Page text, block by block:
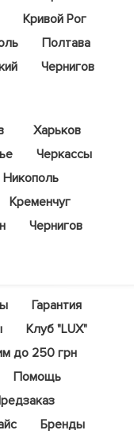
Кривой Рог
Полтава
Чернигов
Харьков
Черкассы
Никополь
Кременчуг
Чернигов
Гарантия
Клуб "LUX"
до 250 грн
Помощь
Бренды